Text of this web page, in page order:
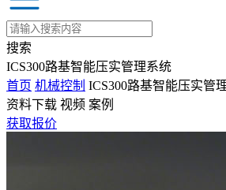
搜索
ICS300路基智能压实管理系统
首页 机械控制 ICS300路基智能压实管
资料下载 视频 案例
获取报价